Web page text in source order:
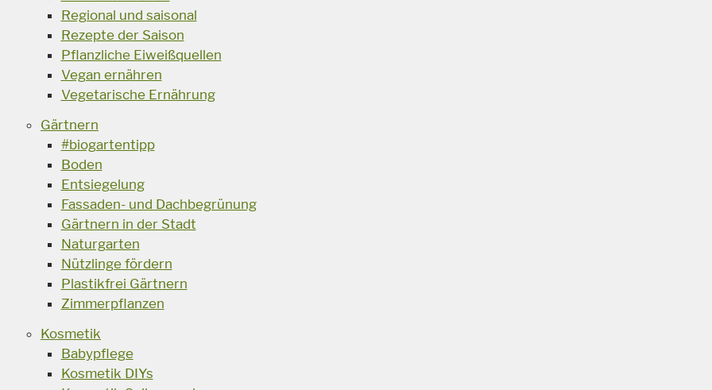
Regional und saisonal
Rezepte der Saison
Pflanzliche Eiweißquellen
Vegan ernähren
Vegetarische Ernährung
Gärtnern
#biogartentipp
Boden
Entsiegelung
Fassaden- und Dachbegrünung
Gärtnern in der Stadt
Naturgarten
Nützlinge fördern
Plastikfrei Gärtnern
Zimmerpflanzen
Kosmetik
Babypflege
Kosmetik DIYs